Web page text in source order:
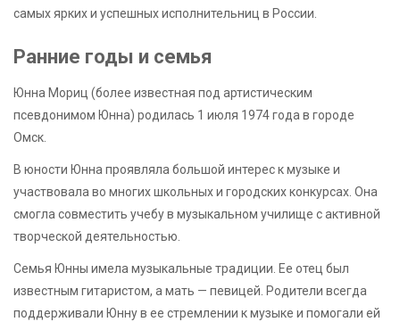
самых ярких и успешных исполнительниц в России.
Ранние годы и семья
Юнна Мориц (более известная под артистическим
псевдонимом Юнна) родилась 1 июля 1974 года в городе
Омск.
В юности Юнна проявляла большой интерес к музыке и
участвовала во многих школьных и городских конкурсах. Она
смогла совместить учебу в музыкальном училище с активной
творческой деятельностью.
Семья Юнны имела музыкальные традиции. Ее отец был
известным гитаристом, а мать — певицей. Родители всегда
поддерживали Юнну в ее стремлении к музыке и помогали ей